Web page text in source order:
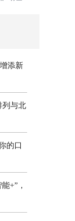
添新
列与北
的口
+”，